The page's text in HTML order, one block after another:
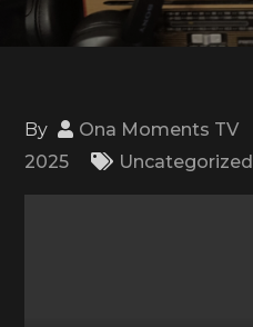
By Ona Moments TV
2025
Uncategorized